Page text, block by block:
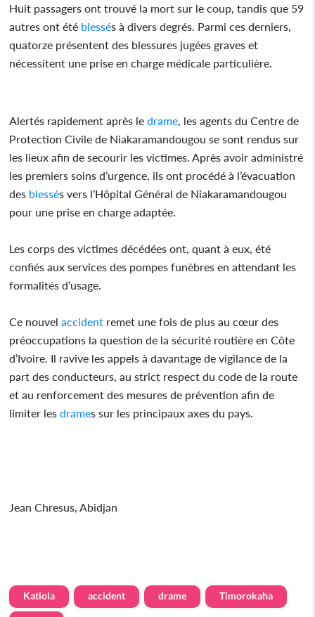
Huit passagers ont trouvé la mort sur le coup, tandis que 59
autres ont été blessés à divers degrés. Parmi ces derniers,
quatorze présentent des blessures jugées graves et
nécessitent une prise en charge médicale particulière.
Alertés rapidement après ledrame , les agents du Centre de
Protection Civile de Niakaramandougou se sont rendus sur
les lieux afin de secourir les victimes. Après avoir administré
les premiers soins d’urgence, ils ont procédé à l’évacuation
des blessés vers l’Hôpital Général de Niakaramandougou
pour une prise en charge adaptée.
Les corps des victimes décédées ont, quant à eux, été
confiés aux services des pompes funèbres en attendant les
formalités d’usage.
Ce nouvelaccident remet une fois de plus au cœur des
préoccupations la question de la sécurité routière en Côte
d’Ivoire. Il ravive les appels à davantage de vigilance de la
part des conducteurs, au strict respect du code de la route
et au renforcement des mesures de prévention afin de
limiter lesdrames sur les principaux axes du pays.
Jean Chresus, Abidjan
Katiola accident drame Timorokaha